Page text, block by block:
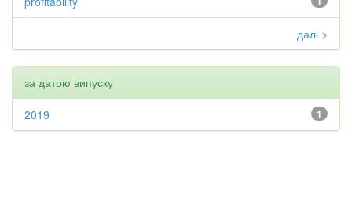
далі >
за датою випуску
1
2019